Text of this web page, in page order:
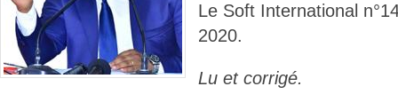
Le Soft International
2020.
Lu et corrigé.